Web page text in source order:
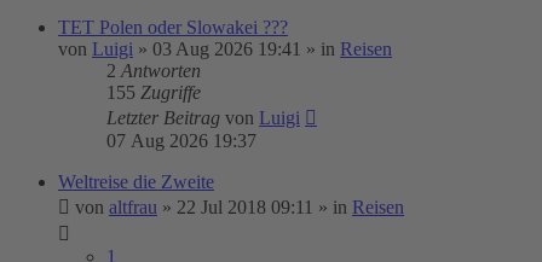
TET Polen oder Slowakei ???
von Luigi » 03 Aug 2026 19:41 » in Reisen
2 Antworten
155 Zugriffe
Letzter Beitrag von Luigi
07 Aug 2026 19:37
Weltreise die Zweite
von altfrau » 22 Jul 2018 09:11 » in Reisen
1